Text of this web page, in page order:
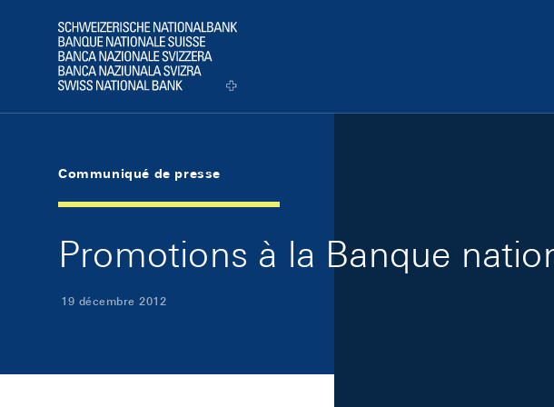
Logo
Communiqué de presse
Promotions à la Banque
19 décembre 2012